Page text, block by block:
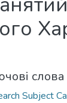
слова
Subject